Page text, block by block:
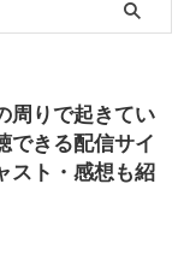
みの対象だった相手
では傷つき弱った姿
周りで起きてい
できる配信サイ
スト・感想も紹